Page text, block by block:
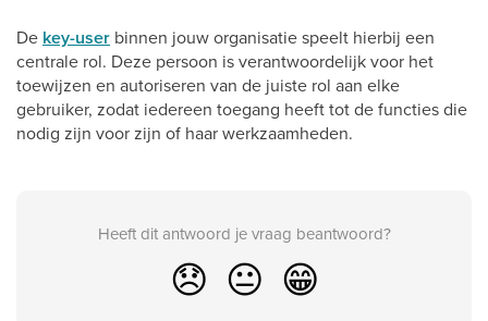
De key-user binnen jouw organisatie speelt hierbij een
centrale rol. Deze persoon is verantwoordelijk voor het
toewijzen en autoriseren van de juiste rol aan elke
gebruiker, zodat iedereen toegang heeft tot de functies die
nodig zijn voor zijn of haar werkzaamheden.
Heeft dit antwoord je vraag beantwoord?
😞 😐 😁